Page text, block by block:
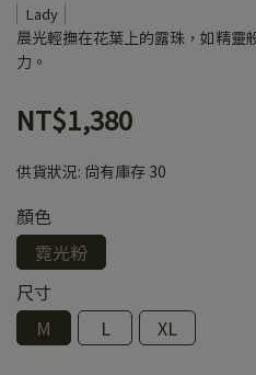
Lady
晨光輕撫在花葉上的露珠，如精靈
力。
NT$1,380
供貨狀況: 尚有庫存 30
顏色
霓光粉
尺寸
M
L XL